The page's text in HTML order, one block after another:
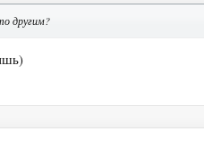
другим?